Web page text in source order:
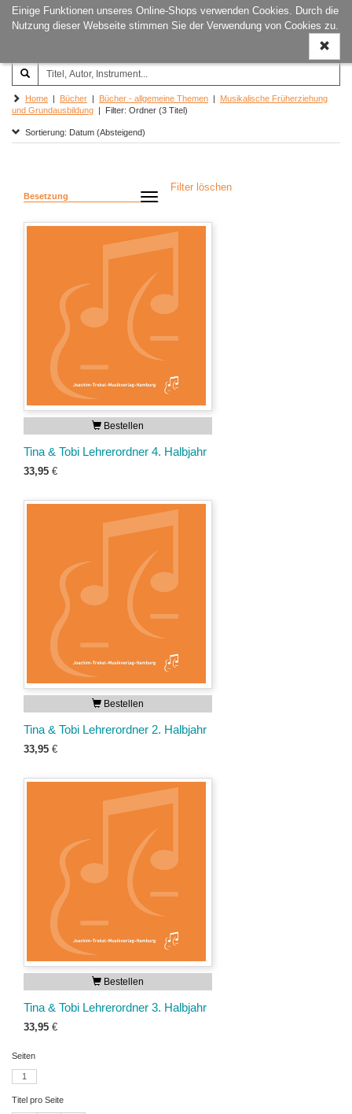
Einige Funktionen unseres Online-Shops verwenden Cookies. Durch die
Nutzung dieser Webseite stimmen Sie der Verwendung von Cookies zu.
ein-/
Joachim‐Trekel‐Musikverlag,
Hamburg
Home | Bücher | Bücher - allgemeine Themen | Musikalische Früherziehung
und Grundausbildung | Filter: Ordner (3 Titel)
Sortierung: Datum (Absteigend)
Besetzung
Filter löschen
Bestellen
Tina & Tobi Lehrerordner 4. Halbjahr
33,95 €
Bestellen
Tina & Tobi Lehrerordner 2. Halbjahr
33,95 €
Bestellen
Tina & Tobi Lehrerordner 3. Halbjahr
33,95 €
Seiten
1
Titel pro Seite